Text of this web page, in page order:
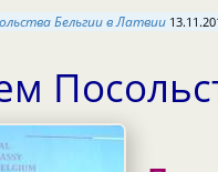
Бельгии в Латвии